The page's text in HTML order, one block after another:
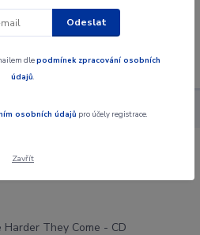
Menu
Harder They Come - CD
They Come - CD
Odeslat
dlepodmínek zpracování osobních
údajů.
osobních údajů pro účely registrace.
Zavřít